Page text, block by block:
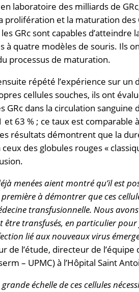
laboratoire des milliards de
prolifération et la maturation des
GRc sont capables d’atteindre
à quatre modèles de souris. Ils
processus de maturation.
répété l’expérience sur
cellules souches, ils ont
GRc dans la circulation
63 % ; ce taux est
résultats démontrent que la
des globules rouges «
menées aient montré qu’il est
à démontrer que ces
transfusionnelle. Nous
transfusés, en particulier
lié aux nouveaux virus
de l’étude, directeur de
– UPMC) à l’Hôpital Saint
échelle de ces cellules